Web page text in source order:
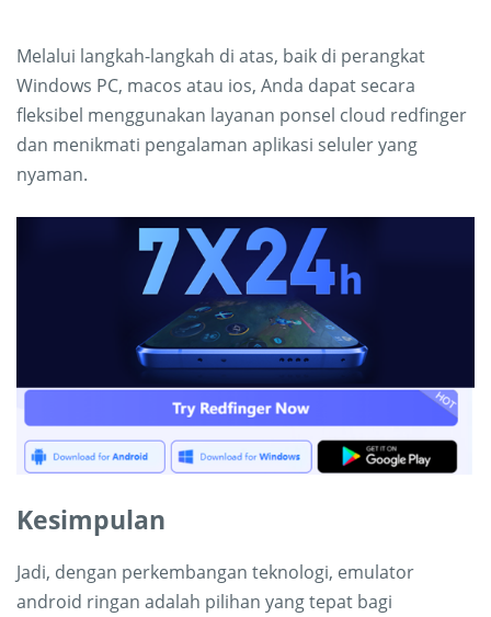
Melalui langkah-langkah di atas, baik di perangkat
Windows PC, macos atau ios, Anda dapat secara
fleksibel menggunakan layanan ponsel cloud redfinger
dan menikmati pengalaman aplikasi seluler yang
nyaman.
Kesimpulan
Jadi, dengan perkembangan teknologi, emulator
android ringan adalah pilihan yang tepat bagi